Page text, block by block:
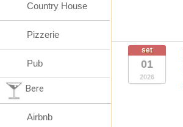
set
01
2026
Country House
Pizzerie
Pub
Bere
Airbnb